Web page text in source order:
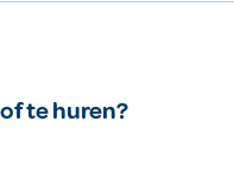
te huren?